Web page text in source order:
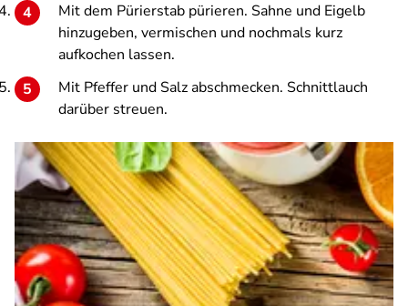
Mit dem Pürierstab pürieren. Sahne und Eigelb
hinzugeben, vermischen und nochmals kurz
aufkochen lassen.
Mit Pfeffer und Salz abschmecken. Schnittlauch
darüber streuen.